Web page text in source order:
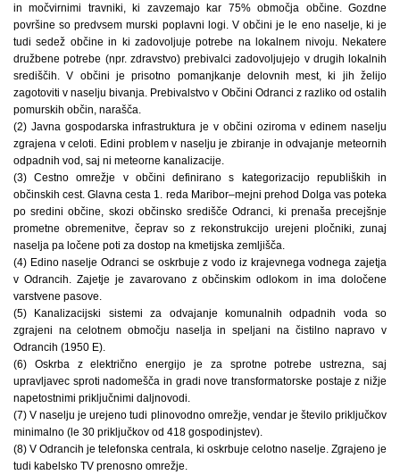
in močvirnimi travniki, ki zavzemajo kar 75% območja občine. Gozdne
površine so predvsem murski poplavni logi. V občini je le eno naselje, ki je
tudi sedež občine in ki zadovoljuje potrebe na lokalnem nivoju. Nekatere
družbene potrebe (npr. zdravstvo) prebivalci zadovoljujejo v drugih lokalnih
središčih. V občini je prisotno pomanjkanje delovnih mest, ki jih želijo
zagotoviti v naselju bivanja. Prebivalstvo v Občini Odranci z razliko od ostalih
pomurskih občin, narašča.
(2) Javna gospodarska infrastruktura je v občini oziroma v edinem naselju
zgrajena v celoti. Edini problem v naselju je zbiranje in odvajanje meteornih
odpadnih vod, saj ni meteorne kanalizacije.
(3) Cestno omrežje v občini definirano s kategorizacijo republiških in
občinskih cest. Glavna cesta 1. reda Maribor–mejni prehod Dolga vas poteka
po sredini občine, skozi občinsko središče Odranci, ki prenaša precejšnje
prometne obremenitve, čeprav so z rekonstrukcijo urejeni pločniki, zunaj
naselja pa ločene poti za dostop na kmetijska zemljišča.
(4) Edino naselje Odranci se oskrbuje z vodo iz krajevnega vodnega zajetja
v Odrancih. Zajetje je zavarovano z občinskim odlokom in ima določene
varstvene pasove.
(5) Kanalizacijski sistemi za odvajanje komunalnih odpadnih voda so
zgrajeni na celotnem območju naselja in speljani na čistilno napravo v
Odrancih (1950 E).
(6) Oskrba z električno energijo je za sprotne potrebe ustrezna, saj
upravljavec sproti nadomešča in gradi nove transformatorske postaje z nižje
napetostnimi priključnimi daljnovodi.
(7) V naselju je urejeno tudi plinovodno omrežje, vendar je število priključkov
minimalno (le 30 priključkov od 418 gospodinjstev).
(8) V Odrancih je telefonska centrala, ki oskrbuje celotno naselje. Zgrajeno je
tudi kabelsko TV prenosno omrežje.